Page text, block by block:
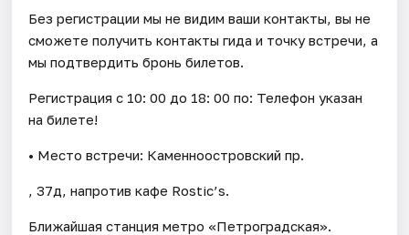
Без регистрации мы не видим ваши контакты, вы не
сможете получить контакты гида и точку встречи, а
мы подтвердить бронь билетов.
Регистрация с 10: 00 до 18: 00 по: Телефон указан
на билете!
• Место встречи: Каменноостровский пр.
, 37д, напротив кафе Rostic’s.
Ближайшая станция метро «Петроградская».